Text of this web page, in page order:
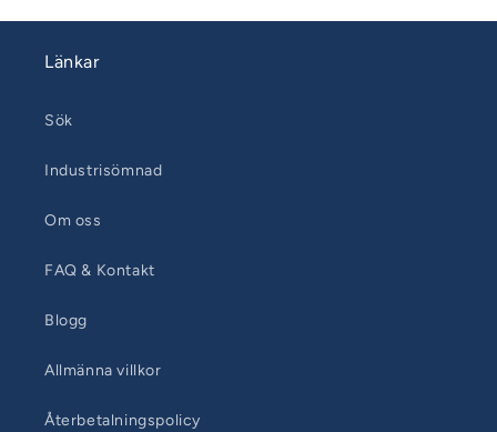
Länkar
Sök
Industrisömnad
Om oss
FAQ & Kontakt
Blogg
Allmänna villkor
Återbetalningspolicy